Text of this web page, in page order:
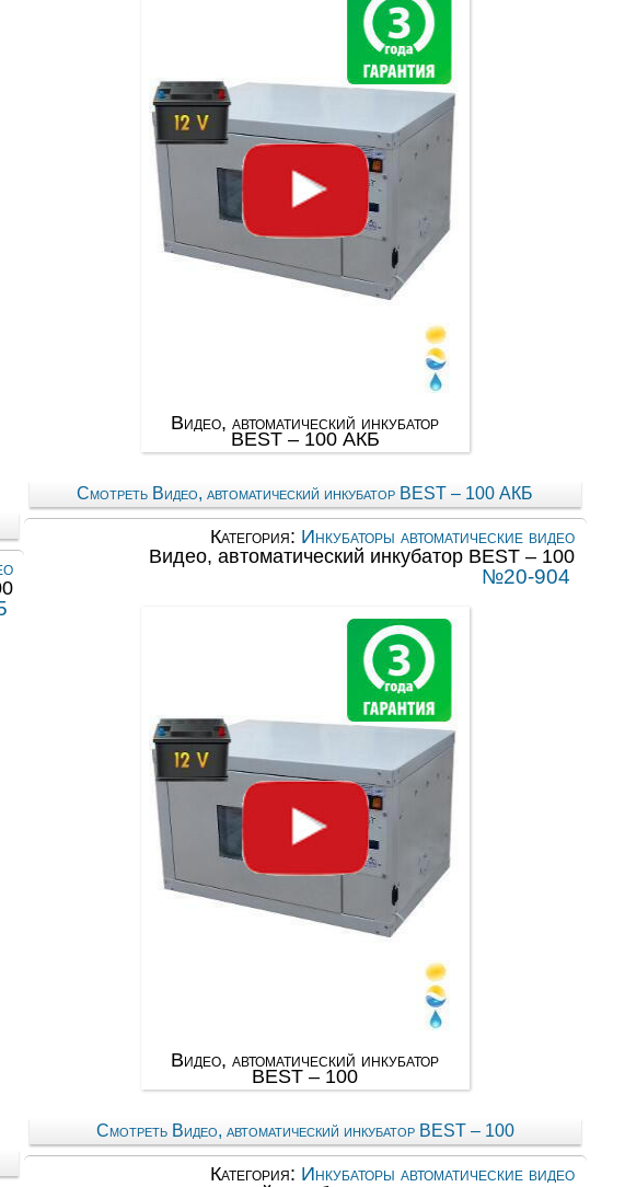
Видео, автоматический инкубатор
BEST – 100 АКБ
Смотреть Видео, автоматический инкубатор BEST – 100 АКБ
Категория: Инкубаторы автоматические видео
Видео, автоматический инкубатор BEST – 100
№20-904
Видео, автоматический инкубатор
BEST – 100
Смотреть Видео, автоматический инкубатор BEST – 100
Категория: Инкубаторы автоматические видео